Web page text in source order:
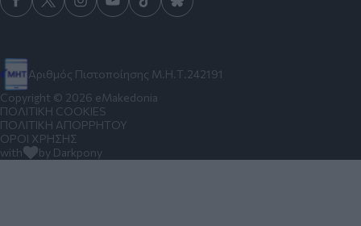
Αριθμός Πιστοποίησης Μ.Η.Τ.242191
Copyright © 2026 eMakedonia
ΠΟΛΙΤΙΚΗ COOKIES
ΠΟΛΙΤΙΚΗ ΑΠΟΡΡΗΤΟΥ
ΟΡΟΙ ΧΡΗΣΗΣ
with
by Darkpony